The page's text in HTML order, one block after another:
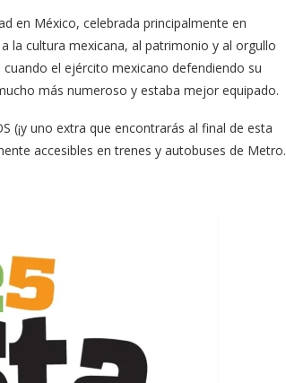
en México, celebrada principalmente en
la cultura mexicana, al patrimonio y al orgullo
el ejército mexicano defendiendo su
más numeroso y estaba mejor equipado.
(¡y uno extra que encontrarás al final de esta
accesibles en trenes y autobuses de Metro.